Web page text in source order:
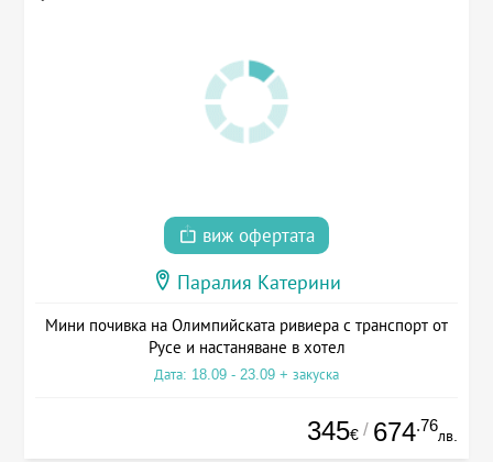
виж офертата
Паралия Катерини
Мини почивка на Олимпийската ривиера с транспорт от
Русе и настаняване в хотел
Дата: 18.09 - 23.09 + закуска
345€ / 674.76
лв.